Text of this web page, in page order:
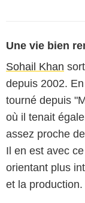
Une vie bien
Sohail Khan
depuis 2002.
tourné depuis
où il tenait
assez proche
Il en est avec
orientant plus
et la production.